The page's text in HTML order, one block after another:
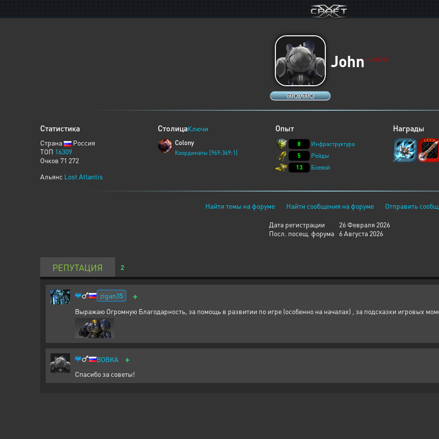
71 K / 71 K
JohnHUMANS
Статистика
Страна
Россия
ТОП 16309
Очков 71 272
Альянс Lost Atlantis
СтолицаКлючи
Colony
Координаты [969:369:1]
Опыт
8
Инфраструктура
5
Рейды
13
Боевой
Награды
Найти темы на форуме Найти сообщения на форуме Отправить
Дата регистрации
26 Февраля 2026
Посл. посещ. форума
6 Августа 2026
РЕПУТАЦИЯ 2
zigan35 +
Выражаю Огромную Благодарность, за помощь в развитии по игре (особенно на началах) , за подсказки игровых
BOBKA +
Спасибо за советы!